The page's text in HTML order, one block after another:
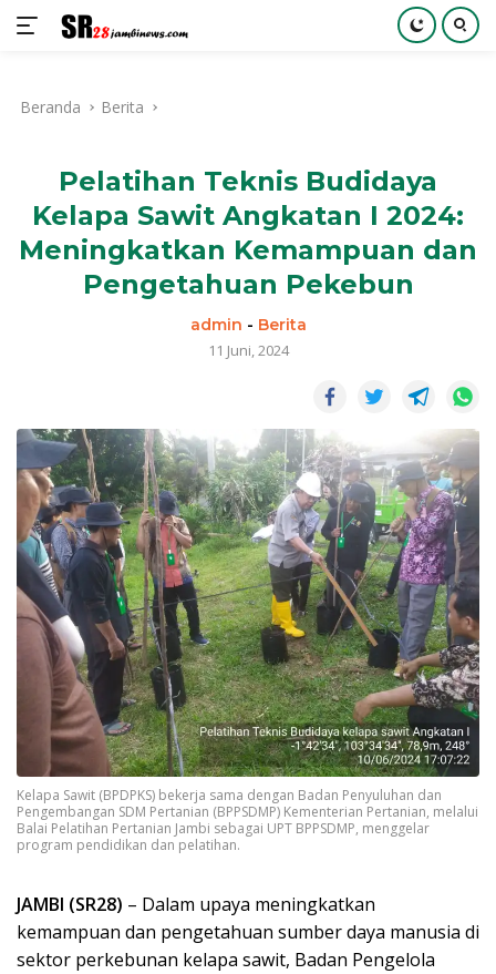
kontenBeranda Berita
Pelatihan Teknis Budidaya
Kelapa Sawit Angkatan I 2024:
Meningkatkan Kemampuan dan
Pengetahuan Pekebun
admin - Berita
11 Juni, 2024
Kelapa Sawit (BPDPKS) bekerja sama dengan Badan Penyuluhan dan
Pengembangan SDM Pertanian (BPPSDMP) Kementerian Pertanian, melalui
Balai Pelatihan Pertanian Jambi sebagai UPT BPPSDMP, menggelar
program pendidikan dan pelatihan.
JAMBI (SR28) – Dalam upaya meningkatkan
kemampuan dan pengetahuan sumber daya manusia di
sektor perkebunan kelapa sawit, Badan Pengelola